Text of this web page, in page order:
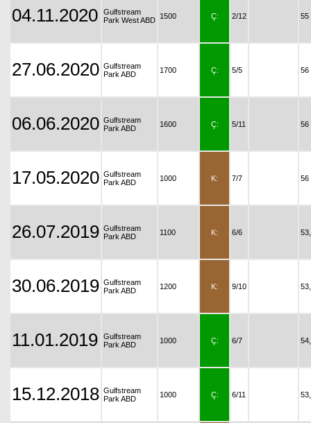
04.11.2020
Gulfstream
Park West ABD 1500 Ç: 2/12 55
27.06.2020 Gulfstream
Park ABD
1700 Ç: 5/5 56
06.06.2020 Gulfstream
Park ABD
1600 Ç: 5/11 56
17.05.2020 Gulfstream
Park ABD
1000 K: 7/7 56
26.07.2019 Gulfstream
Park ABD
1100 K: 6/6
30.06.2019 Gulfstream
Park ABD
1200 K: 9/10
11.01.2019
Gulfstream
Park ABD
1000 Ç: 6/7
15.12.2018 Gulfstream
Park ABD
1000 Ç: 6/11